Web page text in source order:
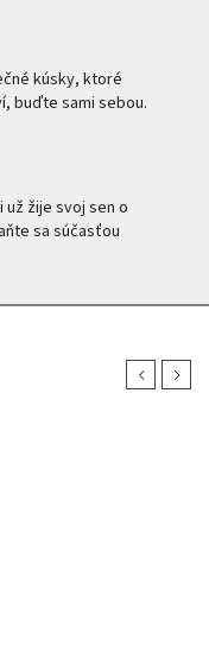
kúsky, ktoré
buďte sami sebou.
už žije svoj sen o
sa súčasťou
PreviousNext